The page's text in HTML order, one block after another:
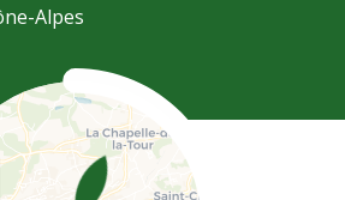
Alpes
Coordonnées